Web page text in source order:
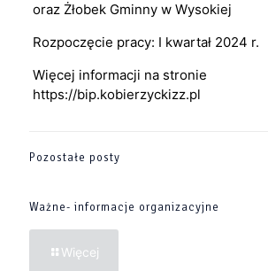
oraz Żłobek Gminny w Wysokiej
Rozpoczęcie pracy: I kwartał 2024 r.
Więcej informacji na stronie
https://bip.kobierzyckizz.pl
Pozostałe posty
Ważne- informacje organizacyjne
Więcej